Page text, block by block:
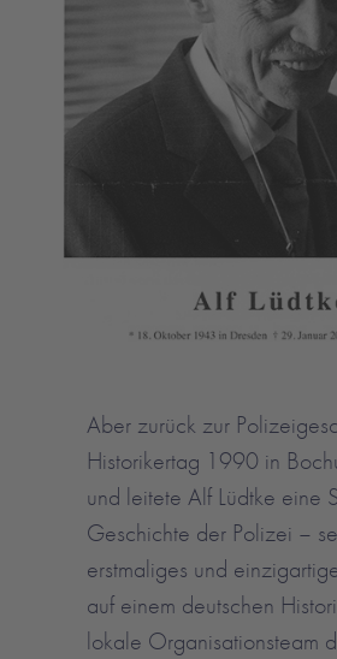
Aber zurück zur
Historikertag 1990 in
und leitete Alf Lüdtke eine
Geschichte der Polizei –
erstmaliges und
auf einem deutschen
lokale Organisationsteam